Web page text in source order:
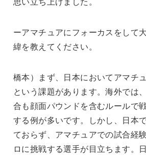
ーアマチュアにフォーカスをして
緯を教えてください。
橋本）まず、日本においてアマチ
という課題があります。海外では
合も顔面パウンドを含むルールで
する例が多いです。しかし、日本
ておらず、アマチュアでの試合経
ロに挑戦する選手が目立ちます。